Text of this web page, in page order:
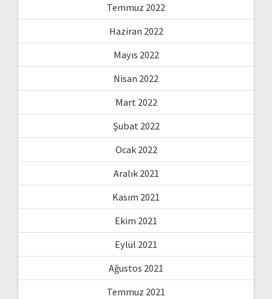
Temmuz 2022
Haziran 2022
Mayıs 2022
Nisan 2022
Mart 2022
Şubat 2022
Ocak 2022
Aralık 2021
Kasım 2021
Ekim 2021
Eylül 2021
Ağustos 2021
Temmuz 2021